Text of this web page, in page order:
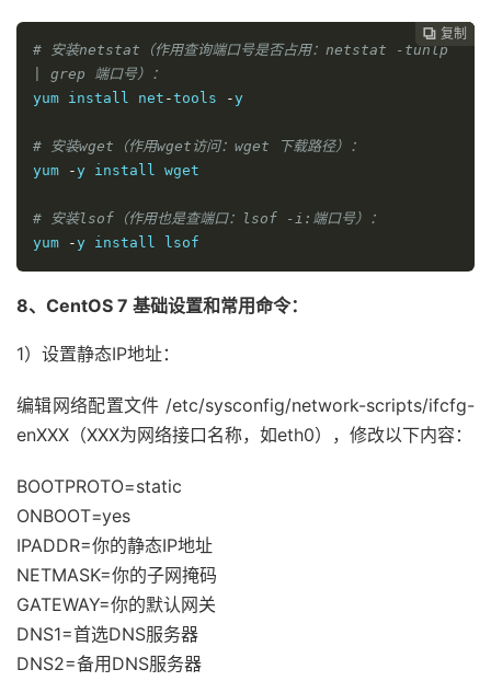
 复制
 复制
 复制
# 安装netstat（作用查询端口号是否占用：netstat -tunlp
| grep 端口号）：
yum install net -tools -y
# 安装wget（作用wget访问：wget 下载路径）：
yum
-y install wget
# 安装lsof（作用也是查端口：lsof -i:端口号）：
yum
-
8、CentOS 7 基础设置和常用命令：
1）设置静态IP地址：
编辑网络配置文件 /etc/sysconfig/network-scripts/ifcfg-
enXXX（XXX为网络接口名称，如eth0），修改以下内容：
BOOTPROTO=static
ONBOOT=yes
IPADDR=你的静态IP地址
NETMASK=你的子网掩码
GATEWAY=你的默认网关
DNS1=首选DNS服务器
DNS2=备用DNS服务器